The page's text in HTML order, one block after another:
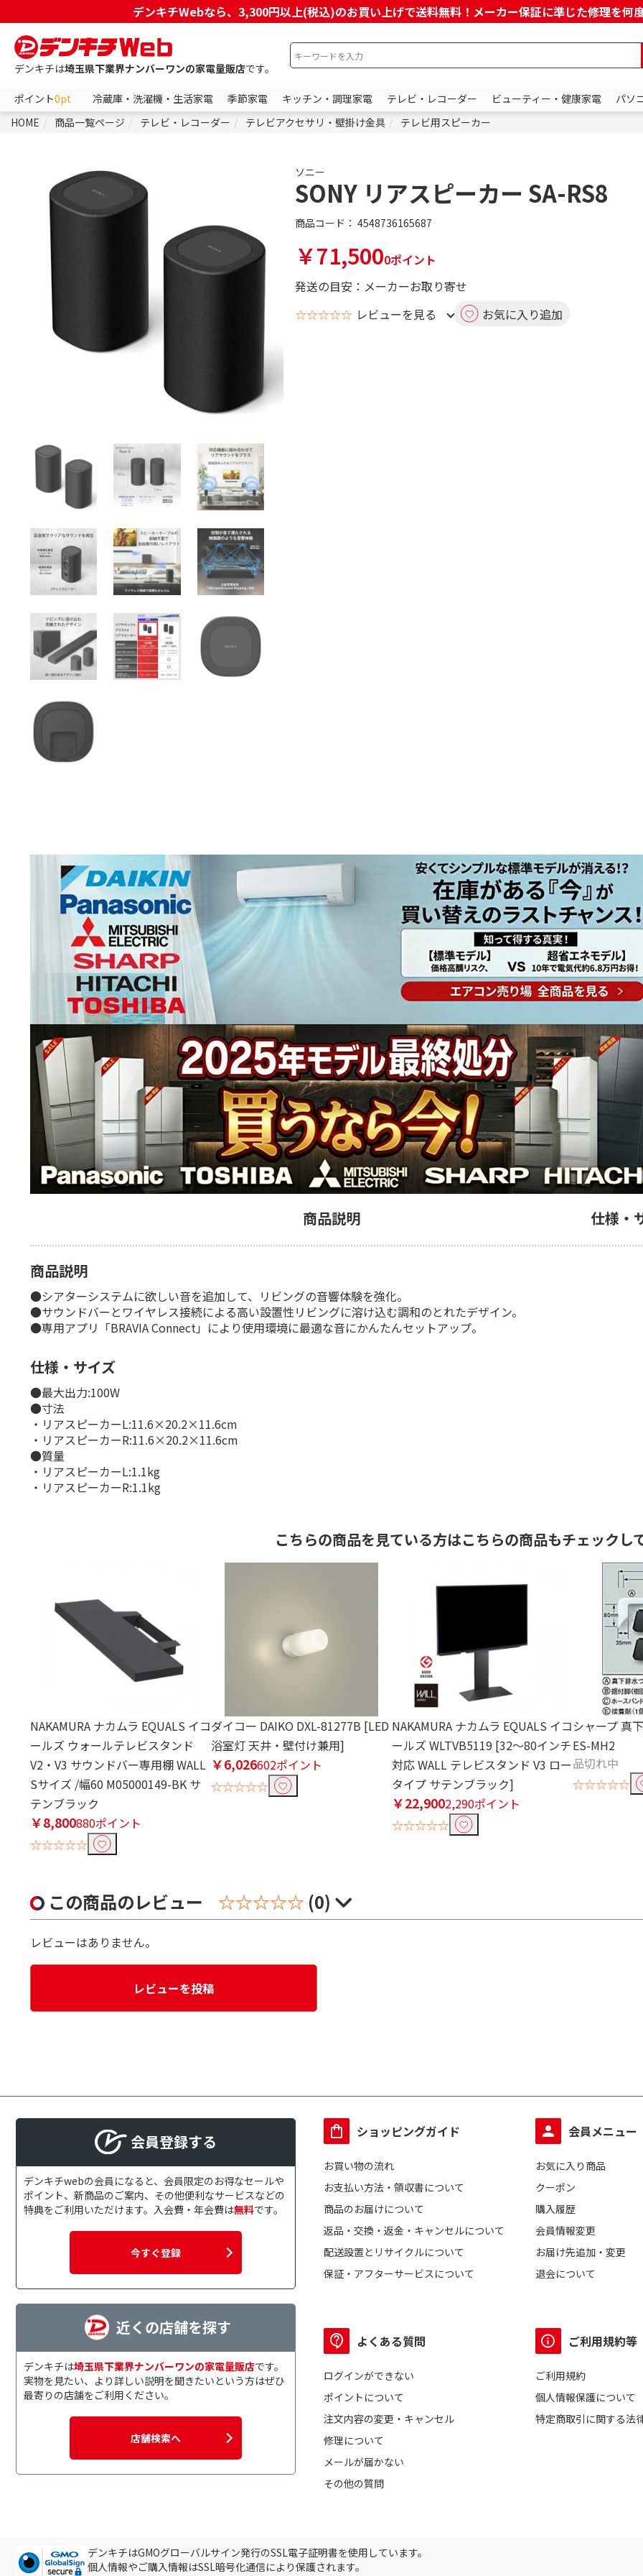
デンキチWebなら、3,300円以上(税込)のお買い上げで送料無料！メーカー保証に準じた修理を何
デンキチは埼玉県下業界ナンバーワンの家電量販店です。
ポイント0pt 冷蔵庫・洗濯機・生活家電 季節家電 キッチン・調理家電 テレビ・レコーダー ビューティー・健康家電
パソ
HOME
商品一覧ページ テレビ・レコーダー テレビアクセサリ・壁掛け金具 テレビ用スピーカー
ソニー
SONY リアスピーカー SA-RS8
商品コード： 4548736165687
￥71,5000ポイント
発送の目安：メーカーお取り寄せ
☆☆☆☆☆ レビューを見る お気に入り追加
商品説明 仕様・
商品説明
●シアターシステムに欲しい音を追加して、リビングの音響体験を強化。
●サウンドバーとワイヤレス接続による高い設置性リビングに溶け込む調和のとれたデザイン。
●専用アプリ「BRAVIA Connect」により使用環境に最適な音にかんたんセットアップ。
仕様・サイズ
●最大出力:100W
●寸法
・リアスピーカーL:11.6×20.2×11.6cm
・リアスピーカーR:11.6×20.2×11.6cm
●質量
・リアスピーカーL:1.1kg
・リアスピーカーR:1.1kg
こちらの商品を見ている方はこちらの商品もチェックし
NAKAMURA ナカムラ EQUALS イコ
ールズ ウォールテレビスタンド
V2・V3 サウンドバー専用棚 WALL
Sサイズ /幅60 M05000149-BK サ
テンブラック
￥8,800880ポイント
☆☆☆☆☆
ダイコー DAIKO DXL-81277B [LED
浴室灯 天井・壁付け兼用]
￥6,026602ポイント
☆☆☆☆☆
NAKAMURA ナカムラ EQUALS イコ
ールズ WLTVB5119 [32～80インチ
対応 WALL テレビスタンド V3 ロー
タイプ サテンブラック]
￥22,9002,290ポイント
☆☆☆☆☆
シャープ 真
ES-MH2
品切れ中
☆☆☆☆☆
この商品のレビュー ☆☆☆☆☆ (0)
レビューはありません。
レビューを投稿
会員登録する
デンキチwebの会員になると、会員限定のお得なセールや
ポイント、新商品のご案内、その他便利なサービスなどの
特典をご利用いただけます。入会費・年会費は無料です。
今すぐ登録
近くの店舗を探す
デンキチは埼玉県下業界ナンバーワンの家電量販店です。
実物を見たい、より詳しい説明を聞きたいという方はぜひ
最寄りの店舗をご利用ください。
店舗検索へ
ショッピングガイド
お買い物の流れ
お支払い方法・領収書について
商品のお届けについて
返品・交換・返金・キャンセルについて
配送設置とリサイクルについて
保証・アフターサービスについて
会員メニュー
お気に入り商品
クーポン
購入履歴
会員情報変更
お届け先追加・変更
退会について
よくある質問
ログインができない
ポイントについて
注文内容の変更・キャンセル
修理について
メールが届かない
その他の質問
ご利用規約等
ご利用規約
個人情報保護について
特定商取引に関する法
デンキチはGMOグローバルサイン発行のSSL電子証明書を使用しています。
個人情報やご購入情報はSSL暗号化通信により保護されます。